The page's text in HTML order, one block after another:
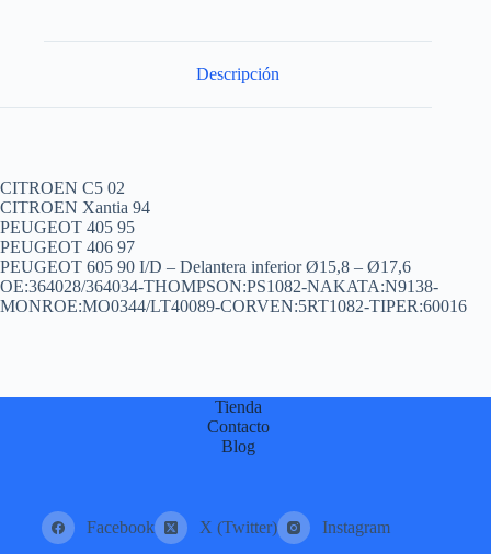
Descripción
CITROEN C5 02
CITROEN Xantia 94
PEUGEOT 405 95
PEUGEOT 406 97
PEUGEOT 605 90 I/D – Delantera inferior Ø15,8 – Ø17,6
OE:364028/364034-THOMPSON:PS1082-NAKATA:N9138-
MONROE:MO0344/LT40089-CORVEN:5RT1082-TIPER:60016
Tienda
Contacto
Blog
Facebook X (Twitter) Instagram